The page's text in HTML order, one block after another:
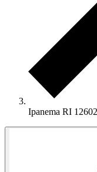
Ipanema RI